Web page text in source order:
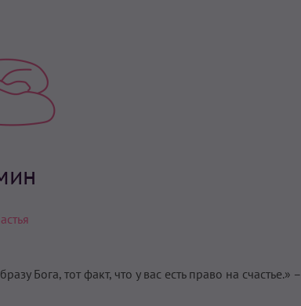
Бога, тот факт, что у вас есть право на счастье.» –